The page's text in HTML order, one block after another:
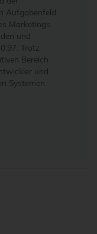
Aufgabenfeld
Marketings.
und
Trotz
Bereich
und
Systemen